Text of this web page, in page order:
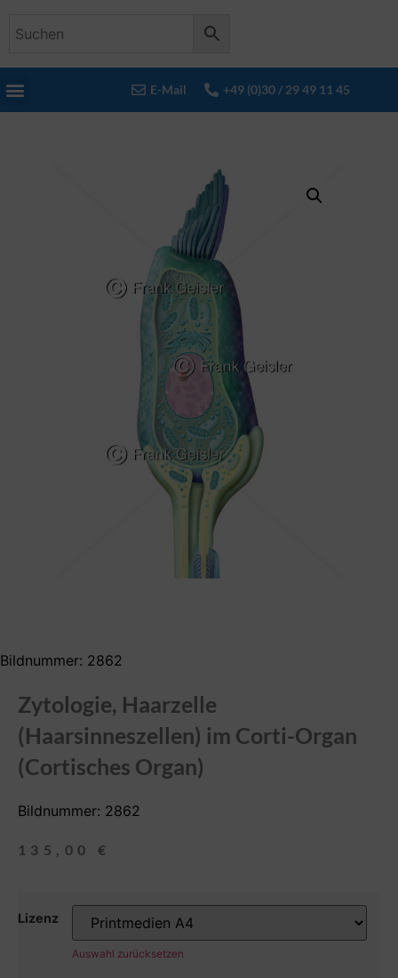
E-Mail +49 (0)30 / 29 49 11 45
Bildnummer: 2862
Zytologie, Haarzelle
(Haarsinneszellen) im Corti-Organ
(Cortisches Organ)
Bildnummer: 2862
135,00 €
Lizenz
Auswahl zurücksetzen